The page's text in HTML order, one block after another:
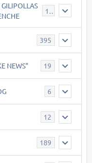
119
395
NEWS" 19
6
12
189